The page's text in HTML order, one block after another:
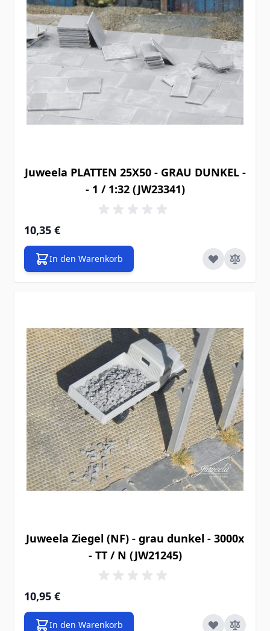
Juweela PLATTEN 25X50 - GRAU DUNKEL -
- 1 / 1:32 (JW23341)
10,35 €
In den Warenkorb
Juweela Ziegel (NF) - grau dunkel - 3000x
- TT / N (JW21245)
10,95 €
In den Warenkorb